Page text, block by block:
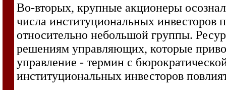
Во-вторых, крупные акционеры
числа институциональных инвесторов
относительно небольшой группы.
решениям управляющих, которые
управление - термин с
институциональных инвесторов